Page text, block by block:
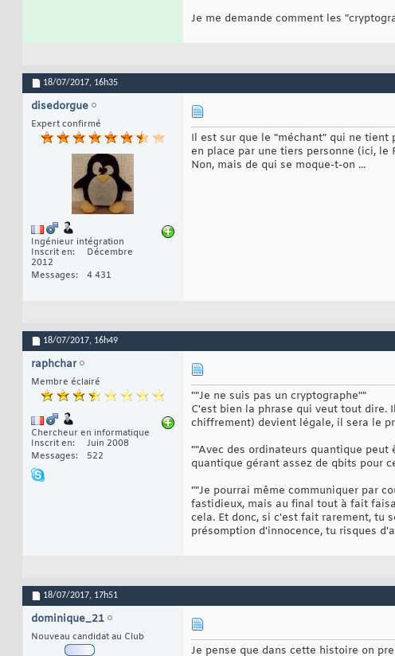
Je me demande comment les
18/07/2017, 16h35
disedorgue
Expert confirmé
Ingénieur intégration
Inscrit en
Décembre
2012
Messages
4 431
Il est sur que le "méchant" qui ne tient
en place par une tiers personne (ici, le
Non, mais de qui se moque-t-on ...
18/07/2017, 16h49
raphchar
Membre éclairé
Chercheur en informatique
Inscrit en
Juin 2008
Messages
522
""Je ne suis pas un cryptographe""
C'est bien la phrase qui veut tout
chiffrement) devient légale, il sera le
""Avec des ordinateurs quantique
quantique gérant assez de qbits pour
""Je pourrai même communiquer par
fastidieux, mais au final tout à fait
cela. Et donc, si c'est fait rarement, tu
présomption d'innocence, tu risques
18/07/2017, 17h51
dominique_21
Nouveau candidat au Club
Je pense que dans cette histoire on